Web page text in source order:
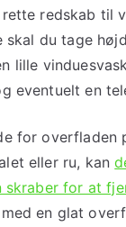
redskab til
du tage
lille
eventuelt en
for overfladen
eller ru, kan
skraber for at
en glat